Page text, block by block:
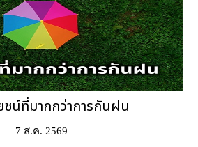
ชน์ที่มากกว่าการกันฝน
7 ส.ค. 2569